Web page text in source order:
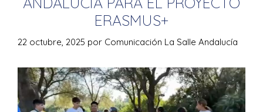
ERASMUS+
22 octubre, 2025 por Comunicación La Salle Andalucía